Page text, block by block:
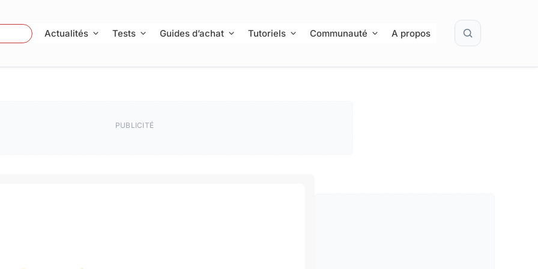
Actualités Tests Guides d’achat Tutoriels Communauté A propos Rechercher
PUBLICITÉ